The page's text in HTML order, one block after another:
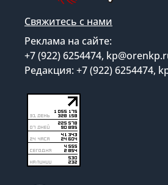
Свяжитесь с нами
Реклама на сайте:
+7 (922) 6254474,
Редакция: +7 (922) 6254474,